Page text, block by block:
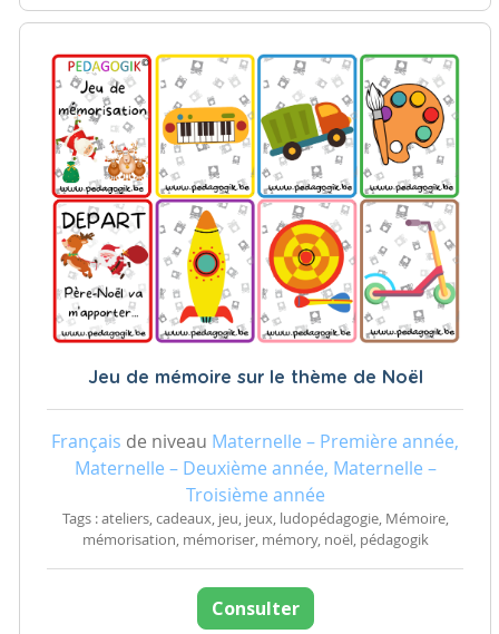
Jeu de mémoire sur le thème de Noël
Français de niveau Maternelle – Première année,
Maternelle – Deuxième année, Maternelle –
Troisième année
Tags : ateliers, cadeaux, jeu, jeux, ludopédagogie, Mémoire,
mémorisation, mémoriser, mémory, noël, pédagogik
Consulter